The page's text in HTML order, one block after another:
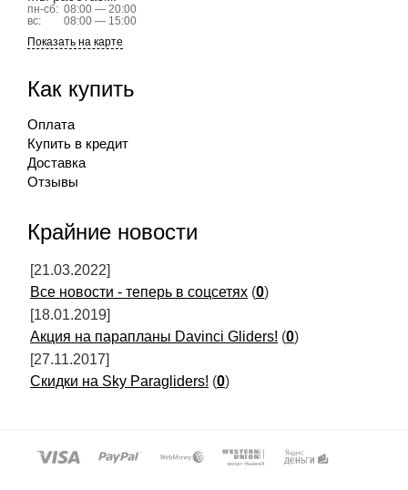
пн-сб: 08:00 — 20:00
вс:
08:00 — 15:00
Показать на карте
Как купить
Оплата
Купить в кредит
Доставка
Отзывы
Крайние новости
[21.03.2022]
Все новости - теперь в соцсетях (0)
[18.01.2019]
Акция на парапланы Davinci Gliders! (0)
[27.11.2017]
Скидки на Sky Paragliders! (0)